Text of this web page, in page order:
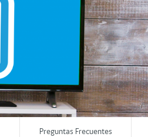
Preguntas Frecuentes